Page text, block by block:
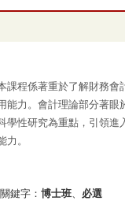
課程係著重於了解財務會
能力。會計理論部分著眼
學性研究為重點，引領進
力。
關鍵字： 博士班、 必選